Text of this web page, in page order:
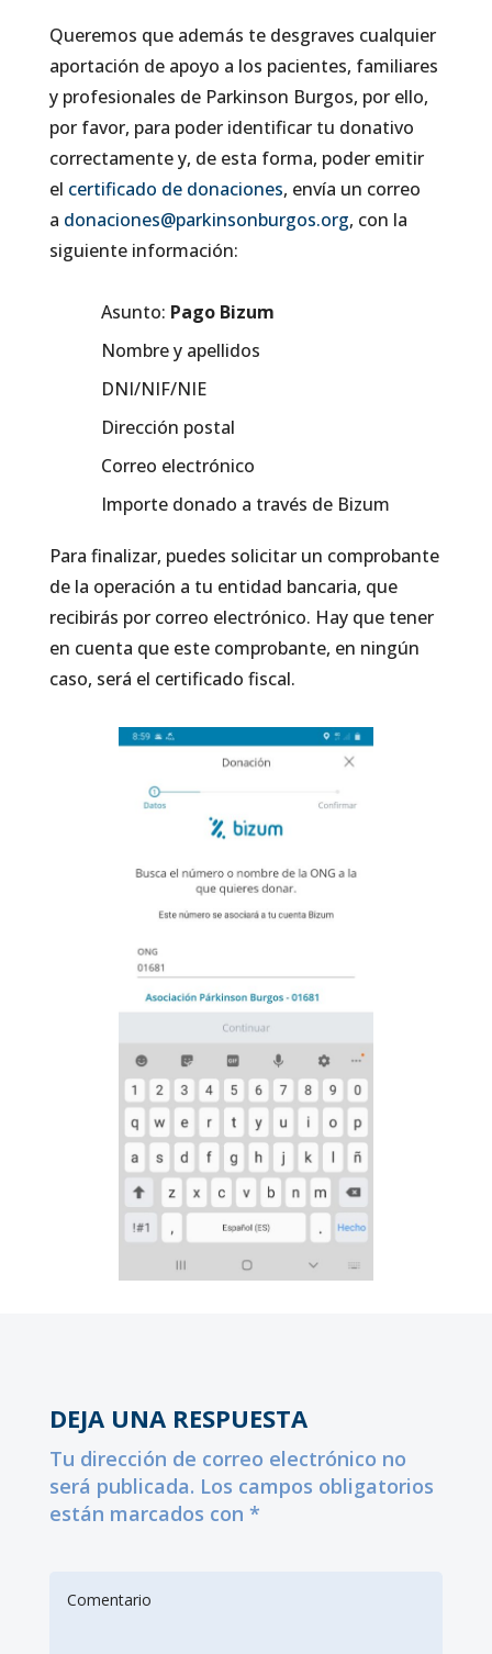
Queremos que además te desgraves cualquier
aportación de apoyo a los pacientes, familiares
y profesionales de Parkinson Burgos, por ello,
por favor, para poder identificar tu donativo
correctamente y, de esta forma, poder emitir
el certificado de donaciones, envía un correo
a donaciones@parkinsonburgos.org, con la
siguiente información:
Asunto: Pago Bizum
Nombre y apellidos
DNI/NIF/NIE
Dirección postal
Correo electrónico
Importe donado a través de Bizum
Para finalizar, puedes solicitar un comprobante
de la operación a tu entidad bancaria, que
recibirás por correo electrónico. Hay que tener
en cuenta que este comprobante, en ningún
caso, será el certificado fiscal.
DEJA UNA RESPUESTA
Tu dirección de correo electrónico no
será publicada. Los campos obligatorios
están marcados con *